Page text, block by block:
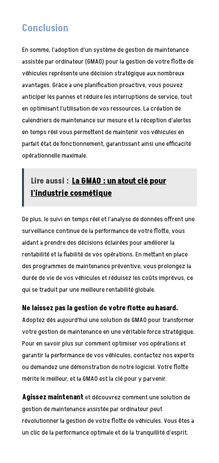
Conclusion
En somme, l’adoption d’un système de gestion de maintenance
assistée par ordinateur (GMAO) pour la gestion de votre flotte de
véhicules représente une décision stratégique aux nombreux
avantages. Grâce à une planification proactive, vous pouvez
anticiper les pannes et réduire les interruptions de service, tout
en optimisant l’utilisation de vos ressources. La création de
calendriers de maintenance sur mesure et la réception d’alertes
en temps réel vous permettent de maintenir vos véhicules en
parfait état de fonctionnement, garantissant ainsi une efficacité
opérationnelle maximale.
Lire aussi : La GMAO : un atout clé pour
l'industrie cosmétique
De plus, le suivi en temps réel et l’analyse de données offrent une
surveillance continue de la performance de votre flotte, vous
aidant à prendre des décisions éclairées pour améliorer la
rentabilité et la fiabilité de vos opérations. En mettant en place
des programmes de maintenance préventive, vous prolongez la
durée de vie de vos véhicules et réduisez les coûts imprévus, ce
qui se traduit par une meilleure rentabilité globale.
Ne laissez pas la gestion de votre flotte au hasard.
Adoptez dès aujourd’hui une solution de GMAO pour transformer
votre gestion de maintenance en une véritable force stratégique.
Pour en savoir plus sur comment optimiser vos opérations et
garantir la performance de vos véhicules, contactez nos experts
ou demandez une démonstration de notre logiciel. Votre flotte
mérite le meilleur, et la GMAO est la clé pour y parvenir.
Agissez maintenantet découvrez comment une solution de
gestion de maintenance assistée par ordinateur peut
révolutionner la gestion de votre flotte de véhicules. Vous êtes à
un clic de la performance optimale et de la tranquillité d’esprit.